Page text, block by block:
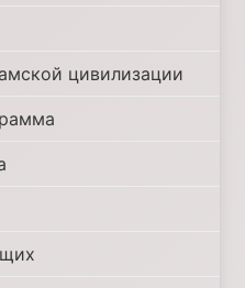
цивилизации